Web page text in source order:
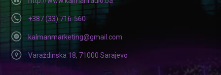
+387 (33) 716-560
kalmanmarketing@gmail.com
Varaždinska 18, 71000 Sarajevo